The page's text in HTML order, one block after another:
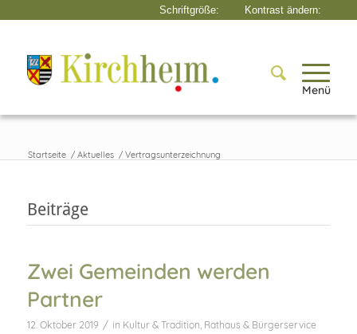
Menü
Startseite / Aktuelles / Vertragsunterzeichnung
Beiträge
Zwei Gemeinden werden
Partner
12. Oktober 2019 / in Kultur & Tradition, Rathaus & Bürgerservice